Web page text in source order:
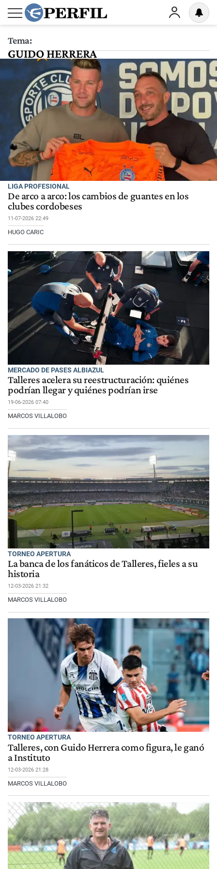
Tema:
GUIDO HERRERA
LIGA PROFESIONAL
De arco a arco: los cambios de guantes en los
clubes cordobeses
11-07-2026 22:49
HUGO CARIC
MERCADO DE PASES ALBIAZUL
Talleres acelera su reestructuración: quiénes
podrían llegar y quiénes podrían irse
19-06-2026 07:40
MARCOS VILLALOBO
TORNEO APERTURA
La banca de los fanáticos de Talleres, fieles a su
historia
12-03-2026 21:32
MARCOS VILLALOBO
TORNEO APERTURA
Talleres, con Guido Herrera como figura, le ganó
a Instituto
12-03-2026 21:28
MARCOS VILLALOBO